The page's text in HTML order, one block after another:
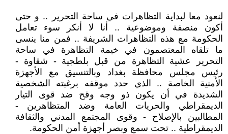
لنعود معا لبداية التظاهرات في ساحة التحرير .. و حتى
أكون منصفة وموضوعية .. أنا لا أنكر سوء تعامل
الحكومة مع هذه التظاهرات الشريفة .. فمن منا ينسى
ما تلقاه المعتصمون في خيمة التظاهرة في ساحة
التحرير عشية التظاهرة من قبل بلطجية - شقاوة -
رئيس مجلس محافظة بغداد وبالتنسيق مع الأجهزة
الأمنية الخاصة .. الذي حدد موقفه برغبته الشخصية
الشديدة في أن يكون ذو وجه وقح ضد قوى التيار
الديمقراطي والحريات العامة وضد المتظاهرين -
المطالبين بالإصلاح - وقوى المجتمع المدني والثقافة
الديمقراطية .. تحت سمع وبصر أجهزة أمن الحكومة.